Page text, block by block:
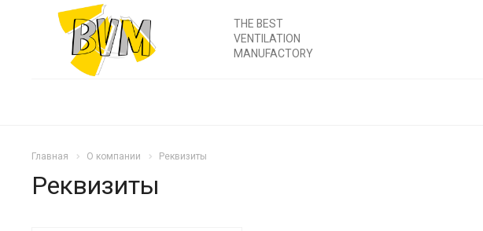
THE BEST
VENTILATION
MANUFACTORY
Главная О компании Реквизиты
Реквизиты